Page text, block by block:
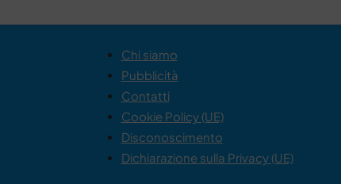
Chi siamo
Pubblicità
Contatti
Cookie Policy (UE)
Disconoscimento
Dichiarazione sulla Privacy (UE)